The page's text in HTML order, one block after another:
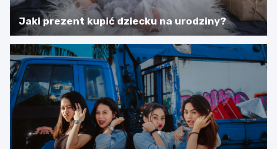
Jaki prezent kupić dziecku na urodziny?